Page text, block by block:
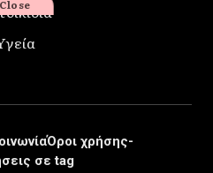
Όροι χρήσης-
σε tag
Close